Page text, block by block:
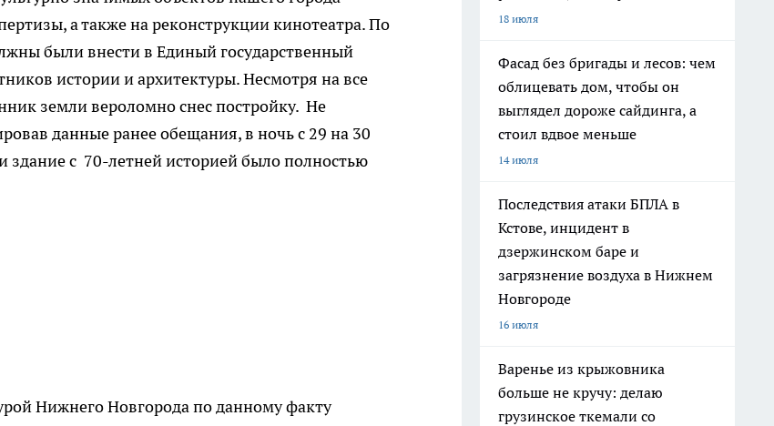
а также на реконструкции кинотеатра. По
были внести в Единый государственный
истории и архитектуры. Несмотря на все
земли вероломно снес постройку. Не
данные ранее обещания, в ночь с 29 на 30
здание с 70-летней историей было полностью
Нижнего Новгорода по данному факту
18 июля
Фасад без бригады и лесов: чем
облицевать дом, чтобы он
выглядел дороже сайдинга, а
стоил вдвое меньше
14 июля
Последствия атаки БПЛА в
Кстове, инцидент в
дзержинском баре и
загрязнение воздуха в Нижнем
Новгороде
16 июля
Варенье из крыжовника
больше не кручу: делаю
грузинское ткемали со